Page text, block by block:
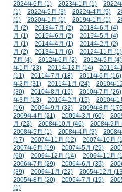
2024年6月 (1) 2023年1月 (1)
2022
(1)
2022年5月 (3) 2022年4月 (9)
(1)
2020年1月 (1) 2019年1月 (1)
月 (2)
2018年7月 (2)
2018年6月 (4)
月 (1)
2015年6月 (2)
2015年5月 (4)
月 (1)
2014年4月 (1)
2014年2月 (2)
月 (2)
2013年1月 (6)
2012年11月 (1)
7月 (4)
2012年6月 (2)
2012年5月 (4)
年1月 (23)
2011年12月 (14)
2011年
(11)
2011年7月 (18)
2011年6月 (16)
年2月 (31)
2011年1月 (24)
2010年
(30)
2010年8月 (15)
2010年7月 (26)
年3月 (13)
2010年2月 (15)
2010年1
(16)
2009年9月 (32)
2009年8月
2009年4月 (21)
2009年3月 (60)
月 (22)
2008年10月 (46)
2008年9月
2008年5月 (1)
2008年4月 (9)
2008
(17)
2007年11月 (12)
2007年10月
2007年6月 (19)
2007年5月 (29)
(60)
2006年12月 (14)
2006年11月
2006年7月 (29)
2006年6月 (35)
(39)
2006年1月 (22)
2005年12月
2005年8月 (20)
2005年7月 (19)
(1)